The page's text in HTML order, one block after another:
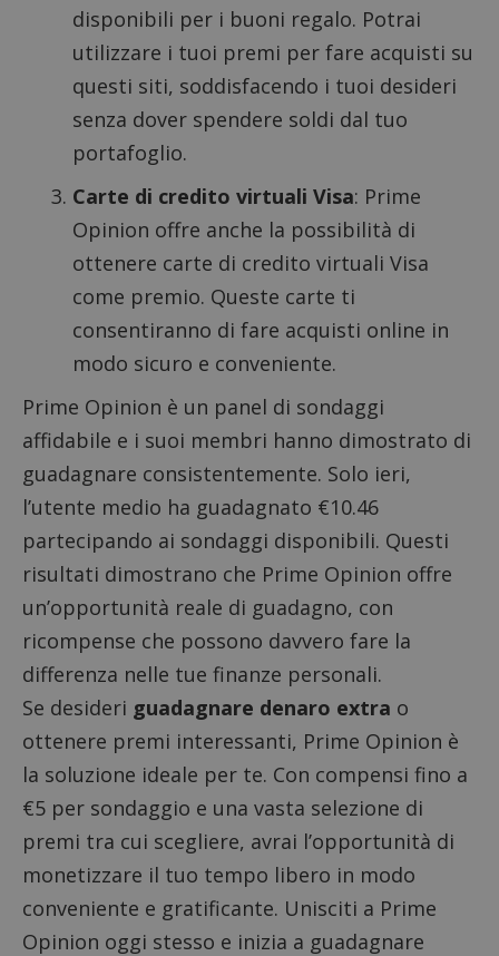
disponibili per i buoni regalo. Potrai
utilizzare i tuoi premi per fare acquisti su
questi siti, soddisfacendo i tuoi desideri
senza dover spendere soldi dal tuo
portafoglio.
Carte di credito virtuali Visa: Prime
Opinion offre anche la possibilità di
ottenere carte di credito virtuali Visa
come premio. Queste carte ti
consentiranno di fare acquisti online in
modo sicuro e conveniente.
Prime Opinion è un panel di sondaggi
affidabile e i suoi membri hanno dimostrato di
guadagnare consistentemente. Solo ieri,
l’utente medio ha guadagnato €10.46
partecipando ai sondaggi disponibili. Questi
risultati dimostrano che Prime Opinion offre
un’opportunità reale di guadagno, con
ricompense che possono davvero fare la
differenza nelle tue finanze personali.
Se desideri guadagnare denaro extra o
ottenere premi interessanti, Prime Opinion è
la soluzione ideale per te. Con compensi fino a
€5 per sondaggio e una vasta selezione di
premi tra cui scegliere, avrai l’opportunità di
monetizzare il tuo tempo libero in modo
conveniente e gratificante. Unisciti a Prime
Opinion oggi stesso e inizia a guadagnare